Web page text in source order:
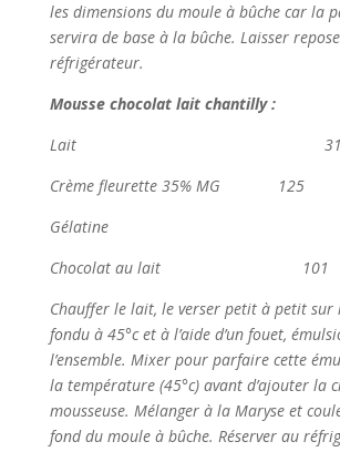
les dimensions du moule à bûche car la
servira de base à la bûche. Laisser
réfrigérateur.
Mousse chocolat lait chantilly :
Lait 31
Crème fleurette 35% MG 125
Gélatine
Chocolat au lait
Chauffer le lait, le verser petit à petit sur
fondu à 45°c et à l’aide d’un fouet,
l’ensemble. Mixer pour parfaire cette
la température (45°c) avant d’ajouter la
mousseuse. Mélanger à la Maryse et
fond du moule à bûche. Réserver au